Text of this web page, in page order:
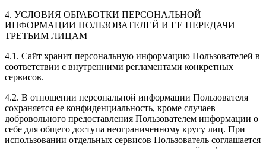
4. УСЛОВИЯ ОБРАБОТКИ ПЕРСОНАЛЬНОЙ
ИНФОРМАЦИИ ПОЛЬЗОВАТЕЛЕЙ И ЕЕ ПЕРЕДАЧИ
ТРЕТЬИМ ЛИЦАМ
4.1. Сайт хранит персональную информацию Пользователей в
соответствии с внутренними регламентами конкретных
сервисов.
4.2. В отношении персональной информации Пользователя
сохраняется ее конфиденциальность, кроме случаев
добровольного предоставления Пользователем информации о
себе для общего доступа неограниченному кругу лиц. При
использовании отдельных сервисов Пользователь соглашается